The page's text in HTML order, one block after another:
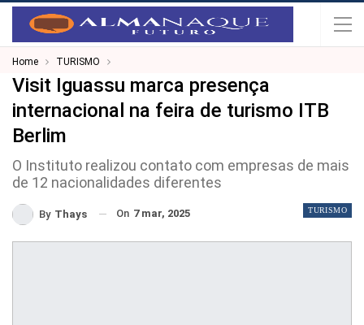
Home TURISMO
Visit Iguassu marca presença
internacional na feira de turismo ITB
Berlim
O Instituto realizou contato com empresas de mais
de 12 nacionalidades diferentes
TURISMO
By Thays On 7 mar, 2025